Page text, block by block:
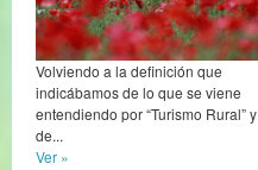
Volviendo a la definición que
indicábamos de lo que se viene
entendiendo por “Turismo Rural” y
de...
Ver »